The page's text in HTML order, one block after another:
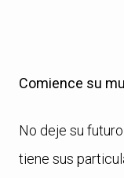
Comience su
No deje su
tiene sus